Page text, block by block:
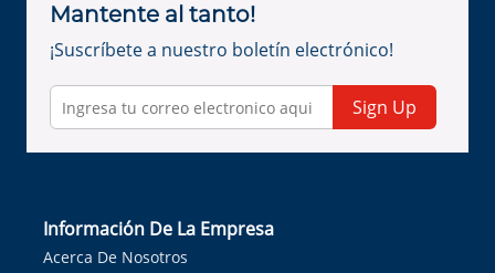
Mantente al tanto!
¡Suscríbete a nuestro boletín electrónico!
Sign Up
Información De La Empresa
Acerca De Nosotros